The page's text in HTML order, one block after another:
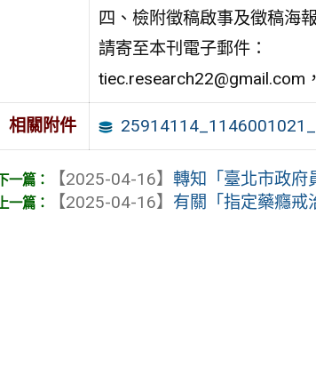
四、檢附徵稿啟事及徵稿海
請寄至本刊電子郵件：
tiec.research22@gmail.com
相關附件
【2025-04-16】轉知「臺北市政府
【2025-04-16】 有關「指定藥癮戒